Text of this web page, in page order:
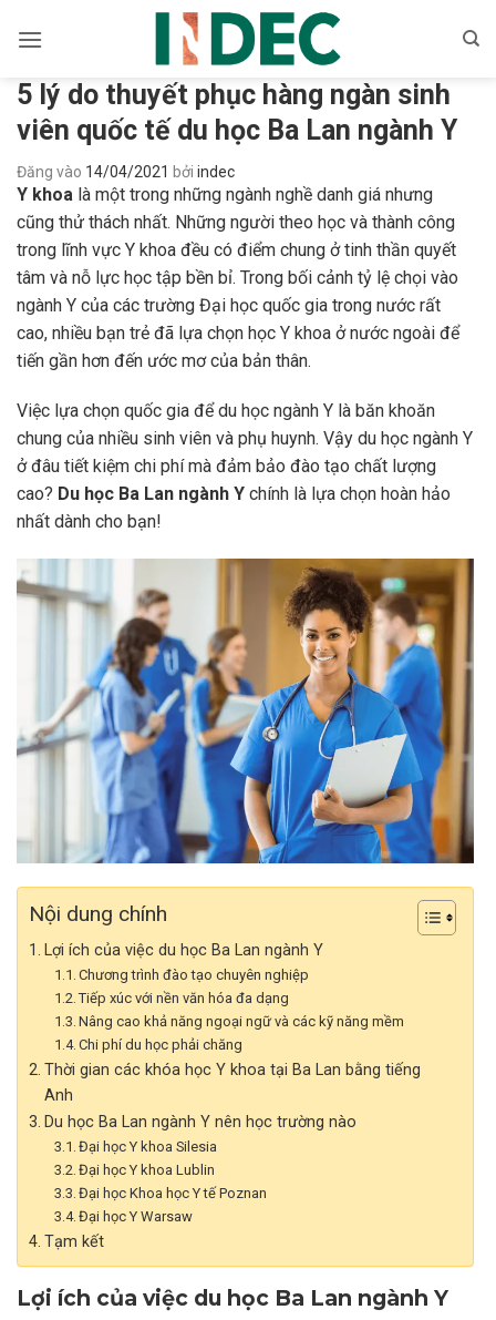
qua
dung5 lý do thuyết phục hàng ngàn sinh
viên quốc tế du học Ba Lan ngành Y
Đăng vào 14/04/2021 bởi indec
Y khoa là một trong những ngành nghề danh giá nhưng
cũng thử thách nhất. Những người theo học và thành công
trong lĩnh vực Y khoa đều có điểm chung ở tinh thần quyết
tâm và nỗ lực học tập bền bỉ. Trong bối cảnh tỷ lệ chọi vào
ngành Y của các trường Đại học quốc gia trong nước rất
cao, nhiều bạn trẻ đã lựa chọn học Y khoa ở nước ngoài để
tiến gần hơn đến ước mơ của bản thân.
Việc lựa chọn quốc gia để du học ngành Y là băn khoăn
chung của nhiều sinh viên và phụ huynh. Vậy du học ngành Y
ở đâu tiết kiệm chi phí mà đảm bảo đào tạo chất lượng
cao? Du học Ba Lan ngành Y chính là lựa chọn hoàn hảo
nhất dành cho bạn!
Nội dung chính
Lợi ích của việc du học Ba Lan ngành Y
Chương trình đào tạo chuyên nghiệp
Tiếp xúc với nền văn hóa đa dạng
Nâng cao khả năng ngoại ngữ và các kỹ năng mềm
Chi phí du học phải chăng
Thời gian các khóa học Y khoa tại Ba Lan bằng tiếng
Anh
Du học Ba Lan ngành Y nên học trường nào
Đại học Y khoa Silesia
Đại học Y khoa Lublin
Đại học Khoa học Y tế Poznan
Đại học Y Warsaw
Tạm kết
Lợi ích của việc du học Ba Lan ngành Y